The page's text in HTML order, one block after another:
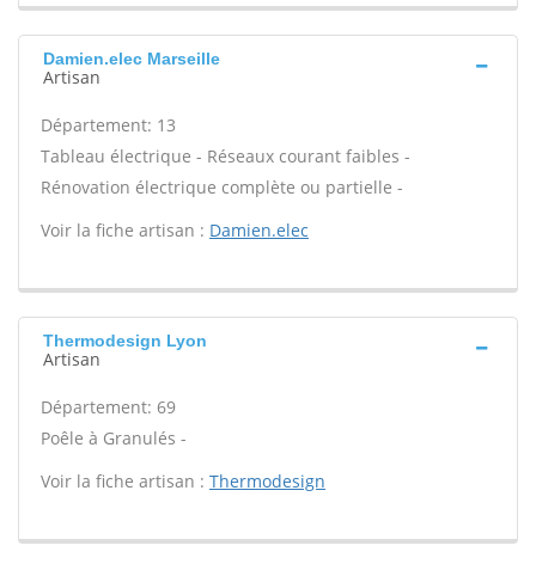
Damien.elec Marseille
Artisan
Département: 13
Tableau électrique - Réseaux courant faibles -
Rénovation électrique complète ou partielle -
Voir la fiche artisan : Damien.elec
Thermodesign Lyon
Artisan
Département: 69
Poêle à Granulés -
Voir la fiche artisan : Thermodesign